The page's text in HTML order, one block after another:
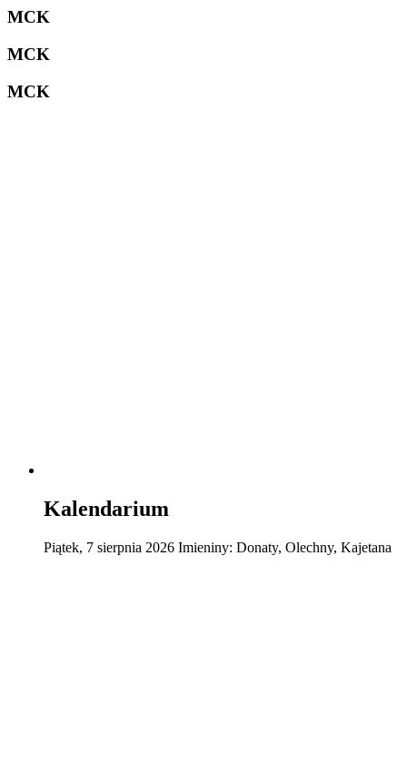
MCK
MCK
MCK
Kalendarium
Piątek, 7 sierpnia 2026 Imieniny: Donaty, Olechny, Kajetana